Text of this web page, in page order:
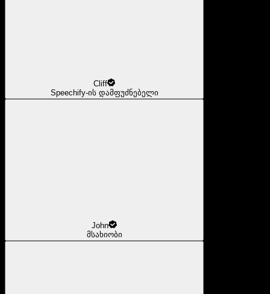
Cliff
Speechify-ის დამფუძნებელი
John
მსახიობი